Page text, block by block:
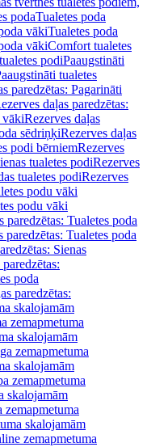
podaTualetes poda
vākiTualetes poda
vākiComfort tualetes
podiPaaugstināti
tualetes
paredzētas: Pagarināti
daļas paredzētas:
vākiRezerves daļas
sēdriņķiRezerves daļas
podi bērniemRezerves
tualetes podiRezerves
tualetes podiRezerves
podu vāki
podu vāki
paredzētas: Tualetes poda
paredzētas: Tualetes poda
Sienas
poda
paredzētas:
skalojamām
zemapmetuma
skalojamām
zemapmetuma
skalojamām
zemapmetuma
skalojamām
zemapmetuma
skalojamām
zemapmetuma